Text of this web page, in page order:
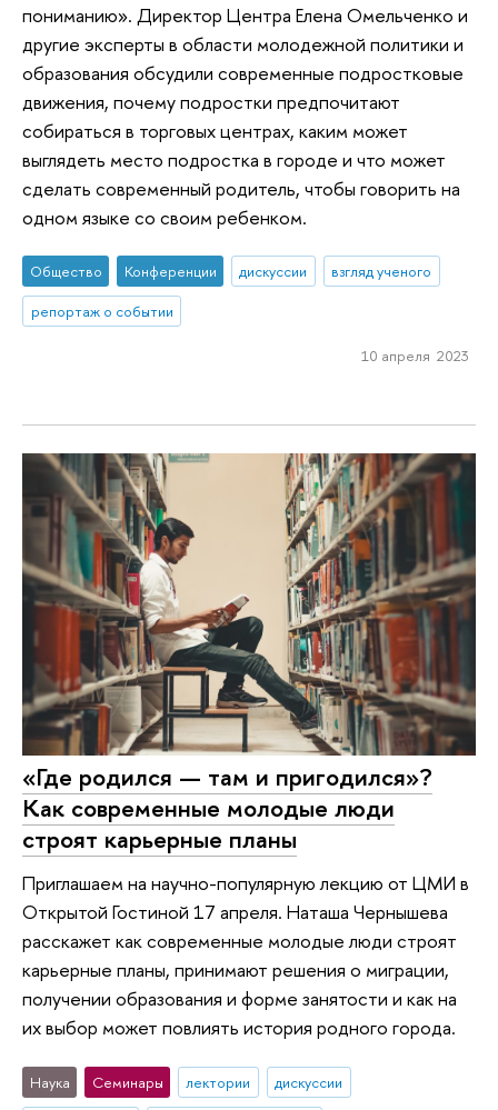
пониманию». Директор Центра Елена Омельченко и
другие эксперты в области молодежной политики и
образования обсудили современные подростковые
движения, почему подростки предпочитают
собираться в торговых центрах, каким может
выглядеть место подростка в городе и что может
сделать современный родитель, чтобы говорить на
одном языке со своим ребенком.
Общество Конференции дискуссии
взгляд ученого
репортаж о событии
10 апреля 2023
«Где родился — там и пригодился»?
Как современные молодые люди
строят карьерные планы
Приглашаем на научно-популярную лекцию от ЦМИ в
Открытой Гостиной 17 апреля. Наташа Чернышева
расскажет как современные молодые люди строят
карьерные планы, принимают решения о миграции,
получении образования и форме занятости и как на
их выбор может повлиять история родного города.
Наука Семинары лектории
дискуссии